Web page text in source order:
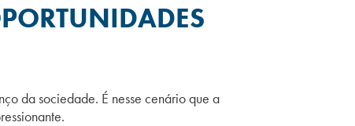
da sociedade. É nesse cenário que a